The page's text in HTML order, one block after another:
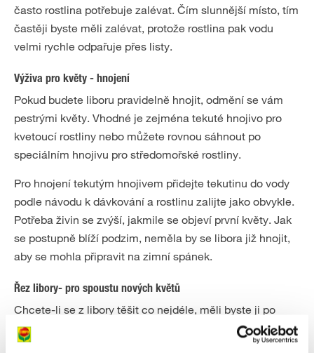
často rostlina potřebuje zalévat. Čím slunnější místo, tím
častěji byste měli zalévat, protože rostlina pak vodu
velmi rychle odpařuje přes listy.
Výživa pro květy - hnojení
Pokud budete liboru pravidelně hnojit, odmění se vám
pestrými květy. Vhodné je zejména tekuté hnojivo pro
kvetoucí rostliny nebo můžete rovnou sáhnout po
speciálním hnojivu pro středomořské rostliny.
Pro hnojení tekutým hnojivem přidejte tekutinu do vody
podle návodu k dávkování a rostlinu zalijte jako obvykle.
Potřeba živin se zvýší, jakmile se objeví první květy. Jak
se postupně blíží podzim, neměla by se libora již hnojit,
aby se mohla připravit na zimní spánek.
Řez libory- pro spoustu nových květů
Chcete-li se z libory těšit co nejdéle, měli byste ji po
přezimování prořezat. V období od března až nejpozději v
květnu zkraťte výhony na délku 10 až 15 cm. Je to